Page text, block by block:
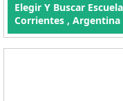
Elegir Y Buscar
Corrientes , Argentina